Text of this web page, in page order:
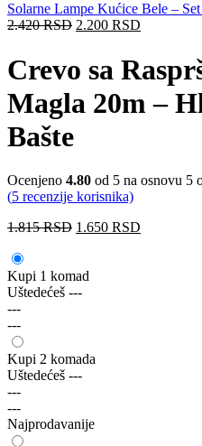
Solarne Lampe Kućice Bele –
2.420RSD 2.200 RSD
Crevo sa
Magla 20m –
Bašte
Ocenjeno 4.80 od 5 na osnovu 5
(5 recenzije korisnika)
1.815RSD 1.650 RSD
Kupi 1 komad
Uštedećeš ---
---
---
Kupi 2 komada
Uštedećeš ---
---
---
Najprodavanije